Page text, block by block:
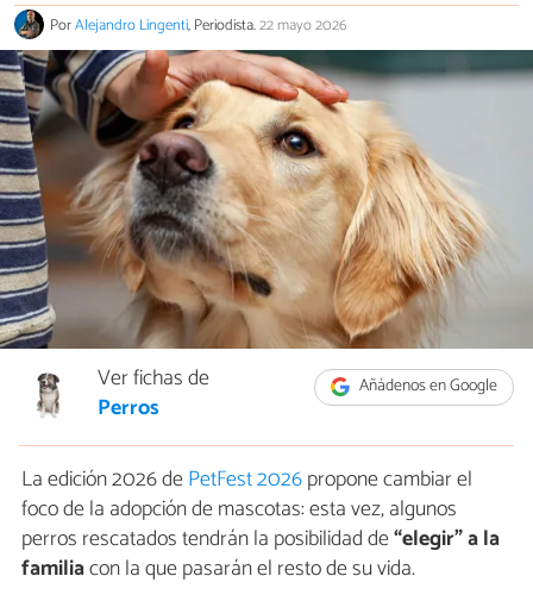
PorAlejandro Lingenti, Periodista.22 mayo 2026
Añádenos en Google
Ver fichas de
Perros
La edición 2026 dePetFest 2026propone cambiar el
foco de la adopción de mascotas: esta vez, algunos
perros rescatados tendrán la posibilidad de“elegir” a la
familiacon la que pasarán el resto de su vida.